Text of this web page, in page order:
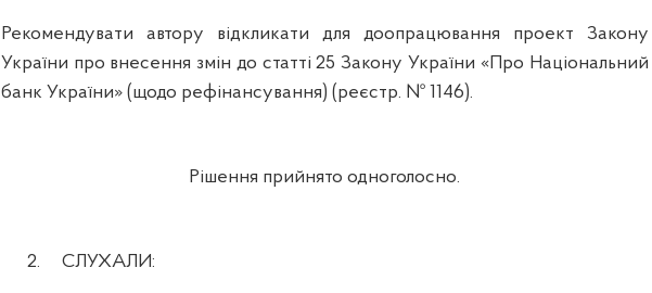
Рекомендувати автору відкликати для доопрацювання проект Закону
України про внесення змін до статті 25Закону України «Про Національний
банк України» (щодо рефінансування) (реєстр. № 1146).
Рішення прийнято одноголосно.
2. СЛУХАЛИ: